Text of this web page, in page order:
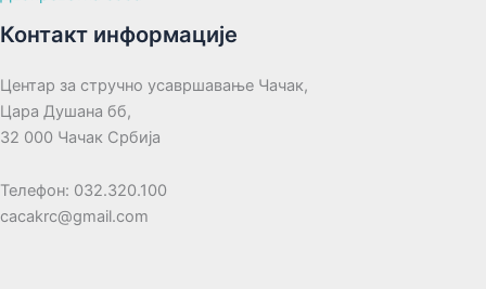
Контакт информације
Центар за стручно усавршавање Чачак,
Цара Душана бб,
32 000 Чачак Србија
Телефон: 032.320.100
cacakrc@gmail.com